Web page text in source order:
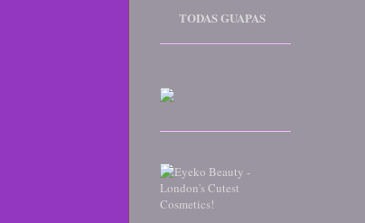
TODAS GUAPAS